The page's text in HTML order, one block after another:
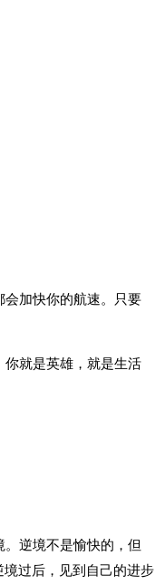
加快你的航速。只要
就是英雄，就是生活
逆境不是愉快的，但
过后，见到自己的进步